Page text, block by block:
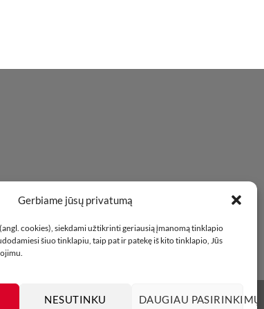
Gerbiame jūsų privatumą
cookies), siekdami užtikrinti geriausią įmanomą tinklapio
šiuo tinklapiu, taip pat ir patekę iš kito tinklapio, Jūs
NESUTINKU DAUGIAU PASIRINKIMŲ